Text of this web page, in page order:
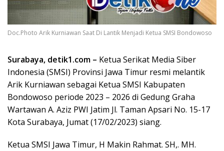
Doc.Photo Arik Kurniawan Saat Di Lantik Menjadi Ketua SMSI Bondowoso
Surabaya, detik1.com – Ketua Serikat Media Siber
Indonesia (SMSI) Provinsi Jawa Timur resmi melantik
Arik Kurniawan sebagai Ketua SMSI Kabupaten
Bondowoso periode 2023 – 2026 di Gedung Graha
Wartawan A. Aziz PWI Jatim Jl. Taman Apsari No. 15-17
Kota Surabaya, Jumat (17/02/2023) siang.
Ketua SMSI Jawa Timur, H Makin Rahmat. SH,. MH.